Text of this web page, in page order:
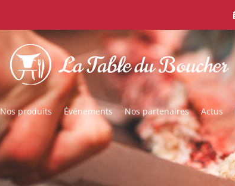
Nos produits Événements Nos partenaires Actus